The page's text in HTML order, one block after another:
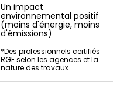
Un impact
environnemental positif
(moins d'énergie, moins
d'émissions)
*Des professionnels certifiés
RGE selon les agences et la
nature des travaux